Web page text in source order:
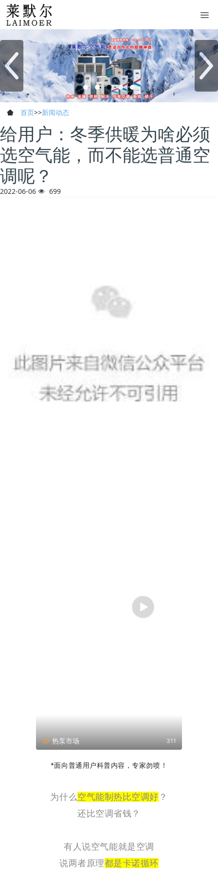
首页>>新闻动态
给用户：冬季供暖为啥必须
选空气能，而不能选普通空
调呢？
2022-06-06 699
热泵市场 311
*面向普通用户科普内容，专家勿喷！
为什么空气能制热比空调好 ？
还比空调省钱？
有人说空气能就是空调
说两者原理都是卡诺循环